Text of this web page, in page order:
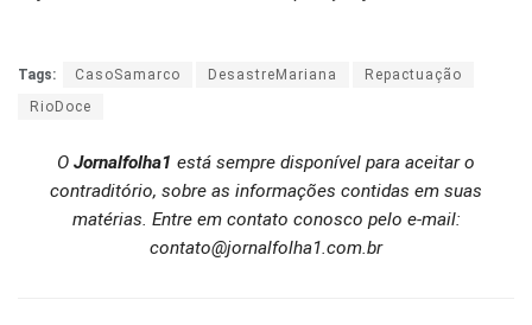
Tags: CasoSamarco DesastreMariana
Repactuação
RioDoce
O Jornalfolha1 está sempre disponível para aceitar o
contraditório, sobre as informações contidas em suas
matérias. Entre em contato conosco pelo e-mail:
contato@jornalfolha1.com.br